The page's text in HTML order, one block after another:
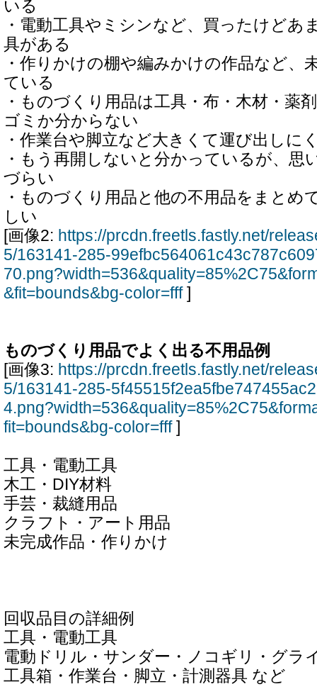
いる
・電動工具やミシンなど、買ったけどあ
具がある
・作りかけの棚や編みかけの作品など、
ている
・ものづくり用品は工具・布・木材・薬
ゴミか分からない
・作業台や脚立など大きくて運び出しに
・もう再開しないと分かっているが、思
づらい
・ものづくり用品と他の不用品をまとめ
しい
[画像2: https://prcdn.freetls.fastly.net/
5/163141-285-
&fit=bounds&bg-color=fff]
ものづくり用品でよく出る不用品例
[画像3: https://prcdn.freetls.fastly.net/
5/163141-285-
fit=bounds&bg-color=fff]
工具・電動工具
木工・DIY材料
手芸・裁縫用品
クラフト・アート用品
未完成作品・作りかけ
回収品目の詳細例
工具・電動工具
電動ドリル・サンダー・ノコギリ・グラ
工具箱・作業台・脚立・計測器具 など